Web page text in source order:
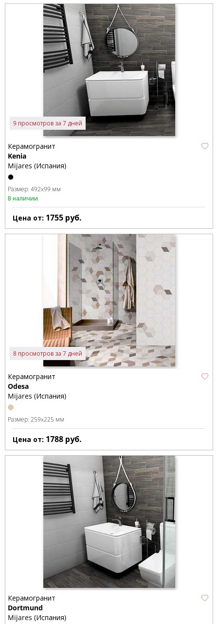
9 просмотров за 7 дней
Керамогранит
Kenia
Mijares (Испания)
Размер: 492x99 мм
В наличии
Цена от: 1755 руб.
8 просмотров за 7 дней
Керамогранит
Odesa
Mijares (Испания)
Размер: 259x225 мм
Цена от: 1788 руб.
Керамогранит
Dortmund
Mijares (Испания)